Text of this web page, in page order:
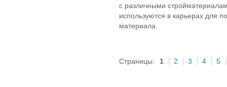
с различными
используются в карьерах для
материала.
Страницы: 1 2 3 4 5